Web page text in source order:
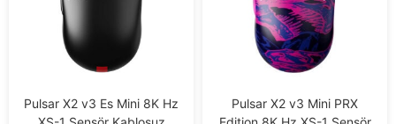
Pulsar X2 v3 Es Mini 8K Hz
Pulsar X2 v3 Mini PRX